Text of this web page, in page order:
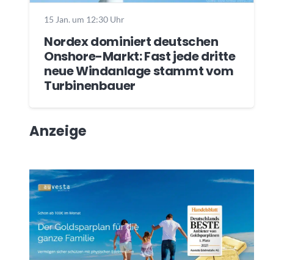
15 Jan. um 12:30 Uhr
Nordex dominiert deutschen
Onshore-Markt: Fast jede dritte
neue Windanlage stammt vom
Turbinenbauer
Anzeige